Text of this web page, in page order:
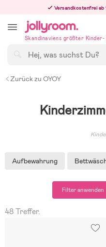
innehållet
Versandkostenfrei ab
Bestellungen, die nach 12:00 Uhr
Skandinaviens größter Kinder-
Zurück zu OYOY
Aufbewahrung
Filter anwenden
48 Treffer.